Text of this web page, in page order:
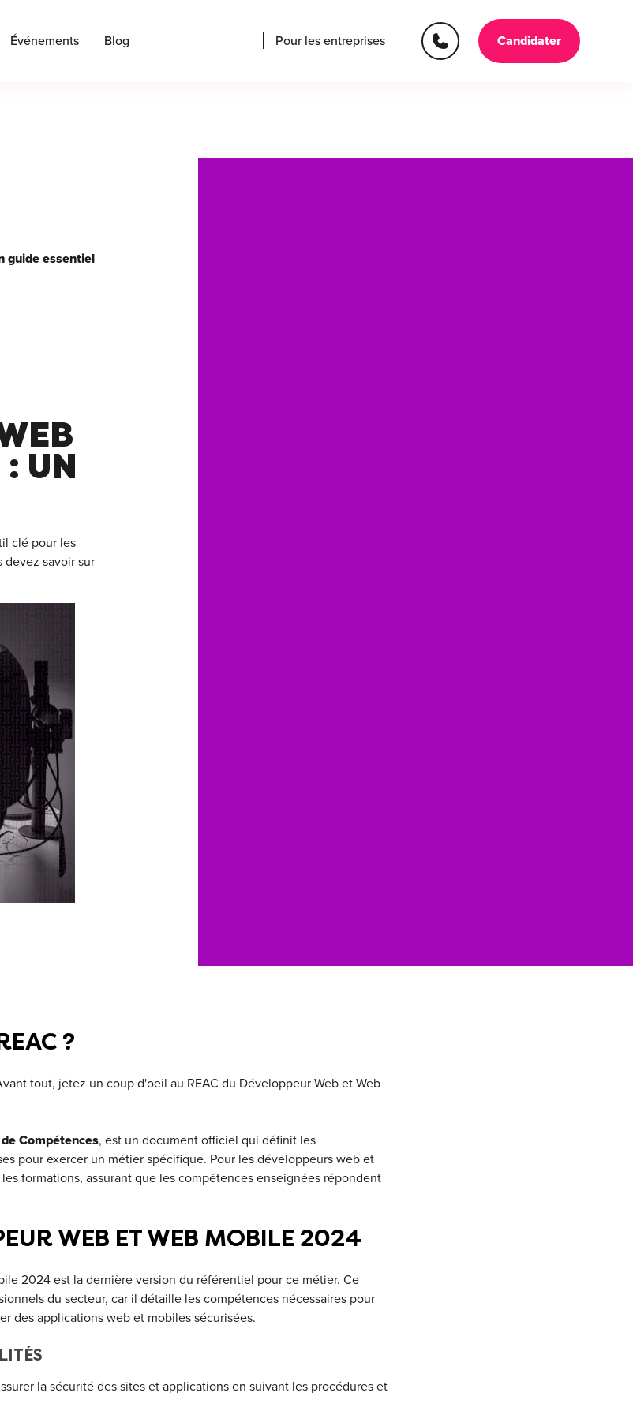
Événements Blog Pour les entreprises Candidater
guide essentiel
UN
clé pour les
savoir sur
?
tout, jetez un coup d'oeil au REAC du Développeur Web et Web
Compétences, est un document officiel qui définit les
pour exercer un métier spécifique. Pour les développeurs web et
formations, assurant que les compétences enseignées répondent
WEB ET WEB MOBILE 2024
2024 est la dernière version du référentiel pour ce métier. Ce
du secteur, car il détaille les compétences nécessaires pour
des applications web et mobiles sécurisées.
la sécurité des sites et applications en suivant les procédures et